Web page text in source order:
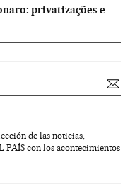
privatizações e
de las noticias,
PAÍS con los acontecimientos